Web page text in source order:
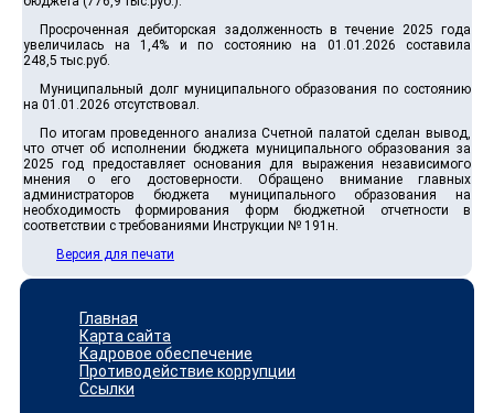
Просроченная дебиторская задолженность в течение 2025 года
увеличилась на 1,4% и по состоянию на 01.01.2026 составила
248,5 тыс.руб.
Муниципальный долг муниципального образования по состоянию
на 01.01.2026 отсутствовал.
По итогам проведенного анализа Счетной палатой сделан вывод,
что отчет об исполнении бюджета муниципального образования за
2025 год предоставляет основания для выражения независимого
мнения о его достоверности. Обращено внимание главных
администраторов бюджета муниципального образования на
необходимость формирования форм бюджетной отчетности в
соответствии с требованиями Инструкции № 191н.
Версия для печати
Главная
Карта сайта
Кадровое обеспечение
Противодействие коррупции
Ссылки